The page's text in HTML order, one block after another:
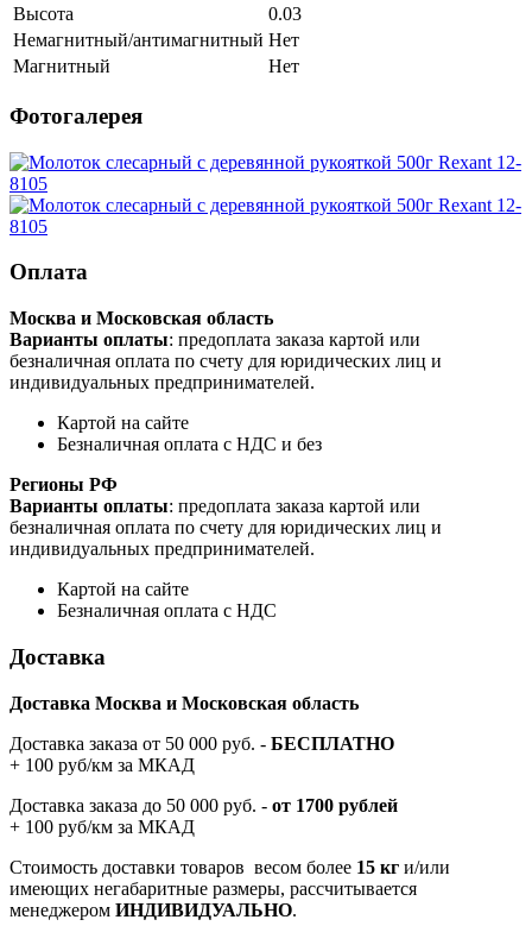
Высота
0.03
Немагнитный/антимагнитный Нет
Магнитный
Нет
Фотогалерея
Оплата
Москва и Московская область
Варианты оплаты: предоплата заказа картой или
безналичная оплата по счету для юридических лиц и
индивидуальных предпринимателей.
Картой на сайте
Безналичная оплата с НДС и без
Регионы РФ
Варианты оплаты: предоплата заказа картой или
безналичная оплата по счету для юридических лиц и
индивидуальных предпринимателей.
Картой на сайте
Безналичная оплата с НДС
Доставка
Доставка Москва и Московская область
Доставка заказа от 50 000 руб. - БЕСПЛАТНО
+ 100 руб/км за МКАД
Доставка заказа до 50 000 руб. - от 1700 рублей
+ 100 руб/км за МКАД
Стоимость доставки товаров весом более 15 кг и/или
имеющих негабаритные размеры, рассчитывается
менеджером ИНДИВИДУАЛЬНО.